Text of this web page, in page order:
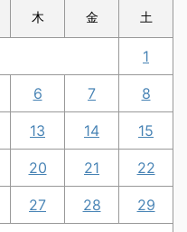
木 金 土
1
6 7 8
13 14 15
20 21 22
27 28 29